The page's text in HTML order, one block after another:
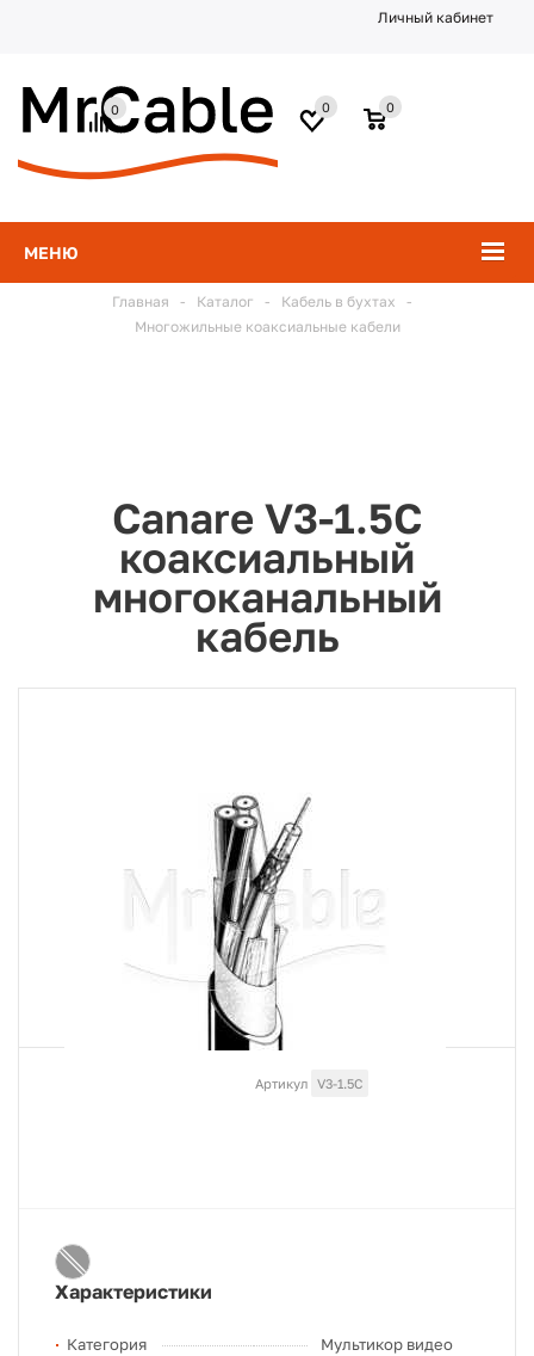
Личный кабинет
МЕНЮ
0
0
0
Главная - Каталог - Кабель в бухтах
-
Многожильные коаксиальные кабели
Canare V3-1.5C
коаксиальный
многоканальный
кабель
Артикул V3-1.5C
Характеристики
Категория
Мультикор видео